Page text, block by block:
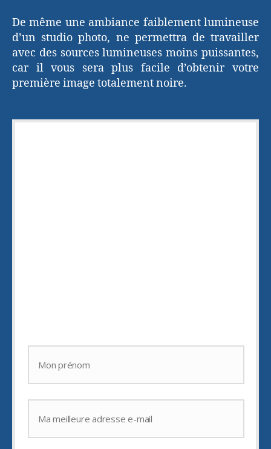
De même une ambiance faiblement lumineuse
d’un studio photo, ne permettra de travailler
avec des sources lumineuses moins puissantes,
car il vous sera plus facile d’obtenir votre
première image totalement noire.